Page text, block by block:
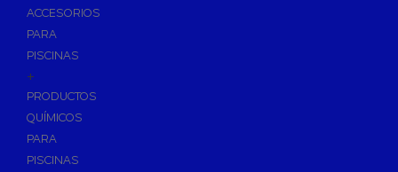
ACCESORIOS
PARA
PISCINAS
+
PRODUCTOS
QUÍMICOS
PARA
PISCINAS